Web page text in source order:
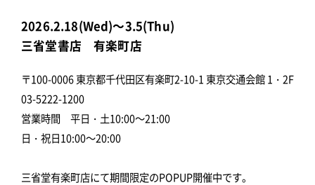
2026.2.18(Wed)～3.5(Thu)
三省堂書店 有楽町店
〒100-0006 東京都千代田区有楽町2-10-1 東京交通会館 1・2F
03-5222-1200
営業時間 平日・土10:00～21:00
日・祝日10:00～20:00
三省堂有楽町店にて期間限定のPOPUP開催中です。